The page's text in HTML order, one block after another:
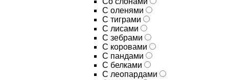
С оленями
С тиграми
С лисами
С зебрами
С коровами
С пандами
С белками
С леопардами